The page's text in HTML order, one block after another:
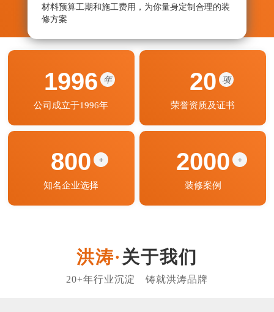
材料预算工期和施工费用，为你量身定制合理的装
修方案
1996 年
公司成立于1996年
20 项
荣誉资质及证书
800 +
知名企业选择
2000 +
装修案例
关于我们